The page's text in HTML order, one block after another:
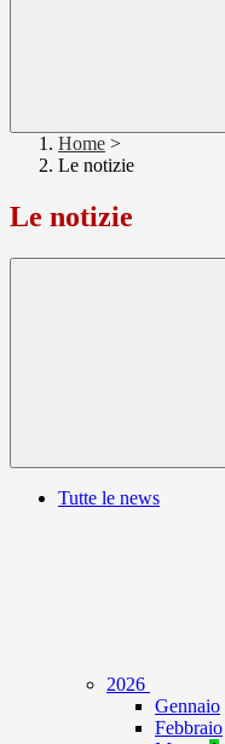
Home >
Le notizie
Le notizie
Tutte le news
2026
Gennaio
Febbraio